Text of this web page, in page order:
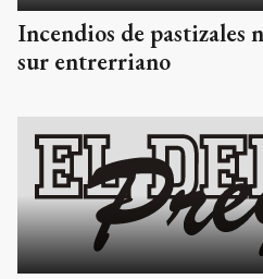
Incendios de pastizales
sur entrerriano